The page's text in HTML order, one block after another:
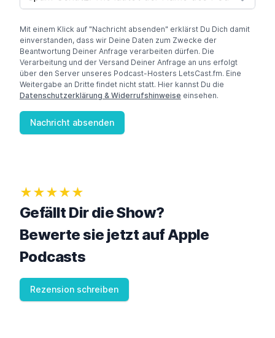
Mit einem Klick auf "Nachricht absenden" erklärst Du Dich damit
einverstanden, dass wir Deine Daten zum Zwecke der
Beantwortung Deiner Anfrage verarbeiten dürfen. Die
Verarbeitung und der Versand Deiner Anfrage an uns erfolgt
über den Server unseres Podcast-Hosters LetsCast.fm. Eine
Weitergabe an Dritte findet nicht statt. Hier kannst Du die
Datenschutzerklärung & Widerrufshinweise einsehen.
Nachricht absenden
★★★★★
Gefällt Dir die Show?
Bewerte sie jetzt auf Apple
Podcasts
Rezension schreiben